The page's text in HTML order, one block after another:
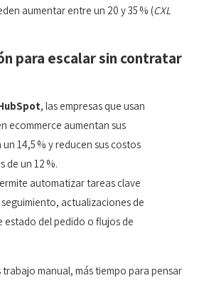
aumentar entre un 20 y 35 % (CXL
para escalar sin contratar
, las empresas que usan
ecommerce aumentan sus
14,5 % y reducen sus costos
de un 12 %.
automatizar tareas clave
actualizaciones de
estado del pedido o flujos de
trabajo manual, más tiempo para pensar